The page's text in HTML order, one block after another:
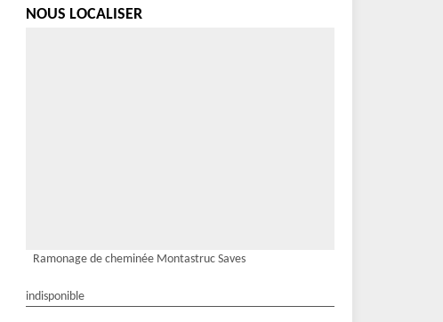
NOUS LOCALISER
Ramonage de cheminée Montastruc Saves
indisponible